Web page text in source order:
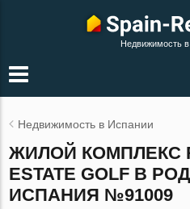
Недвижимость
Недвижимость в Испании
ЖИЛОЙ КОМПЛЕКС
ESTATE GOLF В
ИСПАНИЯ №91009